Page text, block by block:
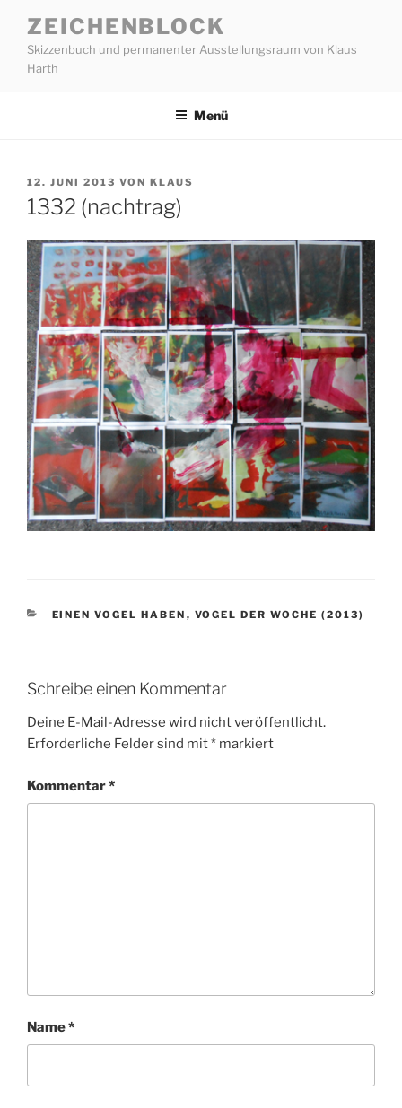
Inhalt
springen
ZEICHENBLOCK
Skizzenbuch und permanenter Ausstellungsraum von Klaus
Harth
Menü
VERÖFFENTLICHT
AM
12. JUNI 2013 VON KLAUS
1332 (nachtrag)
KATEGORIEN
EINEN VOGEL HABEN , VOGEL DER WOCHE (2013)
Schreibe einen Kommentar
Deine E-Mail-Adresse wird nicht veröffentlicht.
Erforderliche Felder sind mit* markiert
Kommentar*
Name*